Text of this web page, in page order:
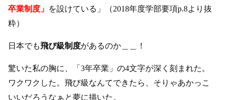
卒業制度」 を設けている」（2018年度学部要項p.8より抜
粋）
日本でも飛び級制度があるのか＿＿！
驚いた私の胸に、「3年卒業」の4文字が深く刻まれた。
ワクワクした。飛び級なんてできたら、そりゃあかっこ
いいだろうなぁと夢に描いた。